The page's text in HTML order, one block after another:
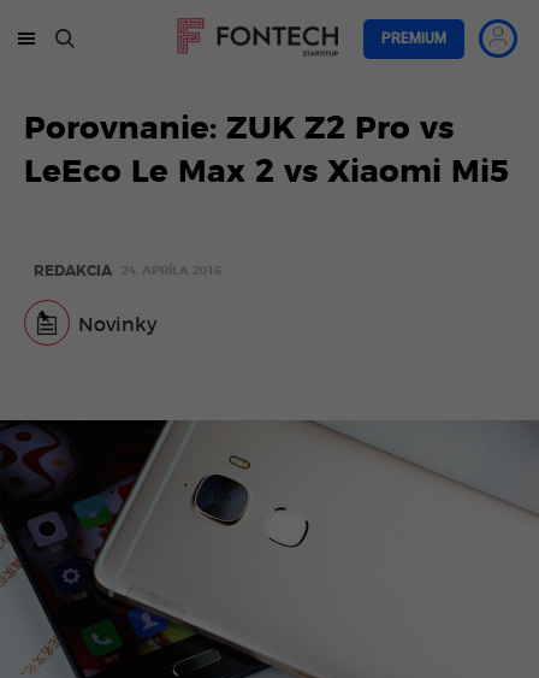
PREMIUM
Porovnanie: ZUK Z2 Pro vs
LeEco Le Max 2 vs Xiaomi Mi5
REDAKCIA 24. APRÍLA 2016
Novinky